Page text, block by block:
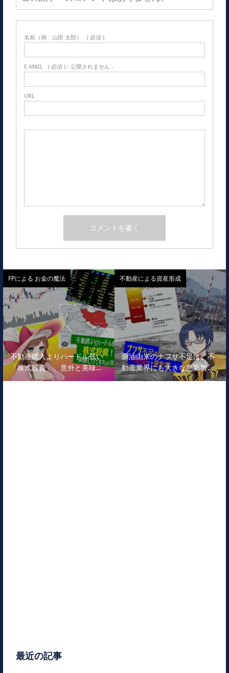
名前（例：山田 太郎） ( 必須 )
E-MAIL ( 必須 ) - 公開されません -
URL
FPによる お金の魔法
不動産購入よりハードル低い
「株式投資」、意外と美味…
不動産による資産形成
原油由来のナフサ不足は、不
動産業界にも大きな悪影響…
最近の記事